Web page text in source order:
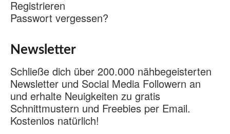
Registrieren
Passwort vergessen?
Newsletter
Schließe dich über 200.000 nähbegeisterten
Newsletter und Social Media Followern an
und erhalte Neuigkeiten zu gratis
Schnittmustern und Freebies per Email.
Kostenlos natürlich!